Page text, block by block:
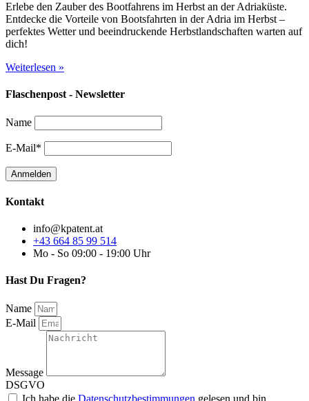
Erlebe den Zauber des Bootfahrens im Herbst an der Adriaküste.
Entdecke die Vorteile von Bootsfahrten in der Adria im Herbst –
perfektes Wetter und beeindruckende Herbstlandschaften warten auf
dich!
Weiterlesen »
Flaschenpost - Newsletter
Name
E-Mail*
Kontakt
info@kpatent.at
+43 664 85 99 514
Mo - So 09:00 - 19:00 Uhr
Hast Du Fragen?
Name
E-Mail
Message
DSGVO
Ich habe die Datenschutzbestimmungen gelesen und bin